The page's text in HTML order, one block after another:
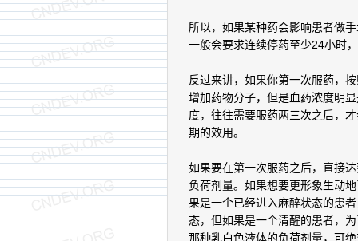
所以，如果某种药会影响患者做
一般会要求连续停药至少24小时
反过来讲，如果你第一次服药，
增加药物分子，但是血药浓度明
度，往往需要服药两三次之后，
期的效用。
如果要在第一次服药之后，直接
负荷剂量。如果想要更形象生动
果是一个已经进入麻醉状态的患
态，但如果是一个清醒的患者，
那种乳白色液体的负荷剂量，可